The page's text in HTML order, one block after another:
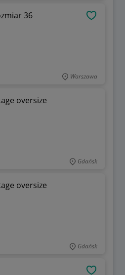
36
Warszawa
oversize
Gdańsk
oversize
Gdańsk